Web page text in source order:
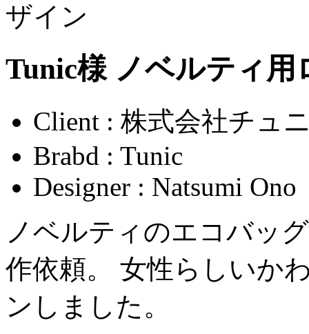
Tunic様 ノベルティ用
Client : 株式会社チュ
Brabd : Tunic
Designer : Natsumi Ono
ノベルティのエコバッ
作依頼。 女性らしいか
ンしました。